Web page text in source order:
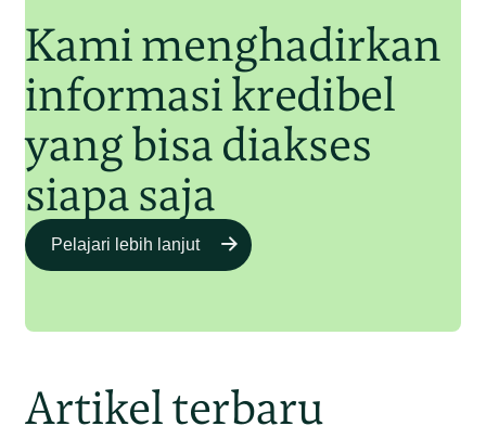
Kami menghadirkan
informasi kredibel
yang bisa diakses
siapa saja
Pelajari lebih lanjut
Artikel terbaru